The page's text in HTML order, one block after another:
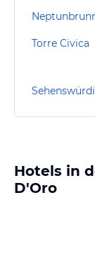
Torre Civica
Hotels in
D'Oro